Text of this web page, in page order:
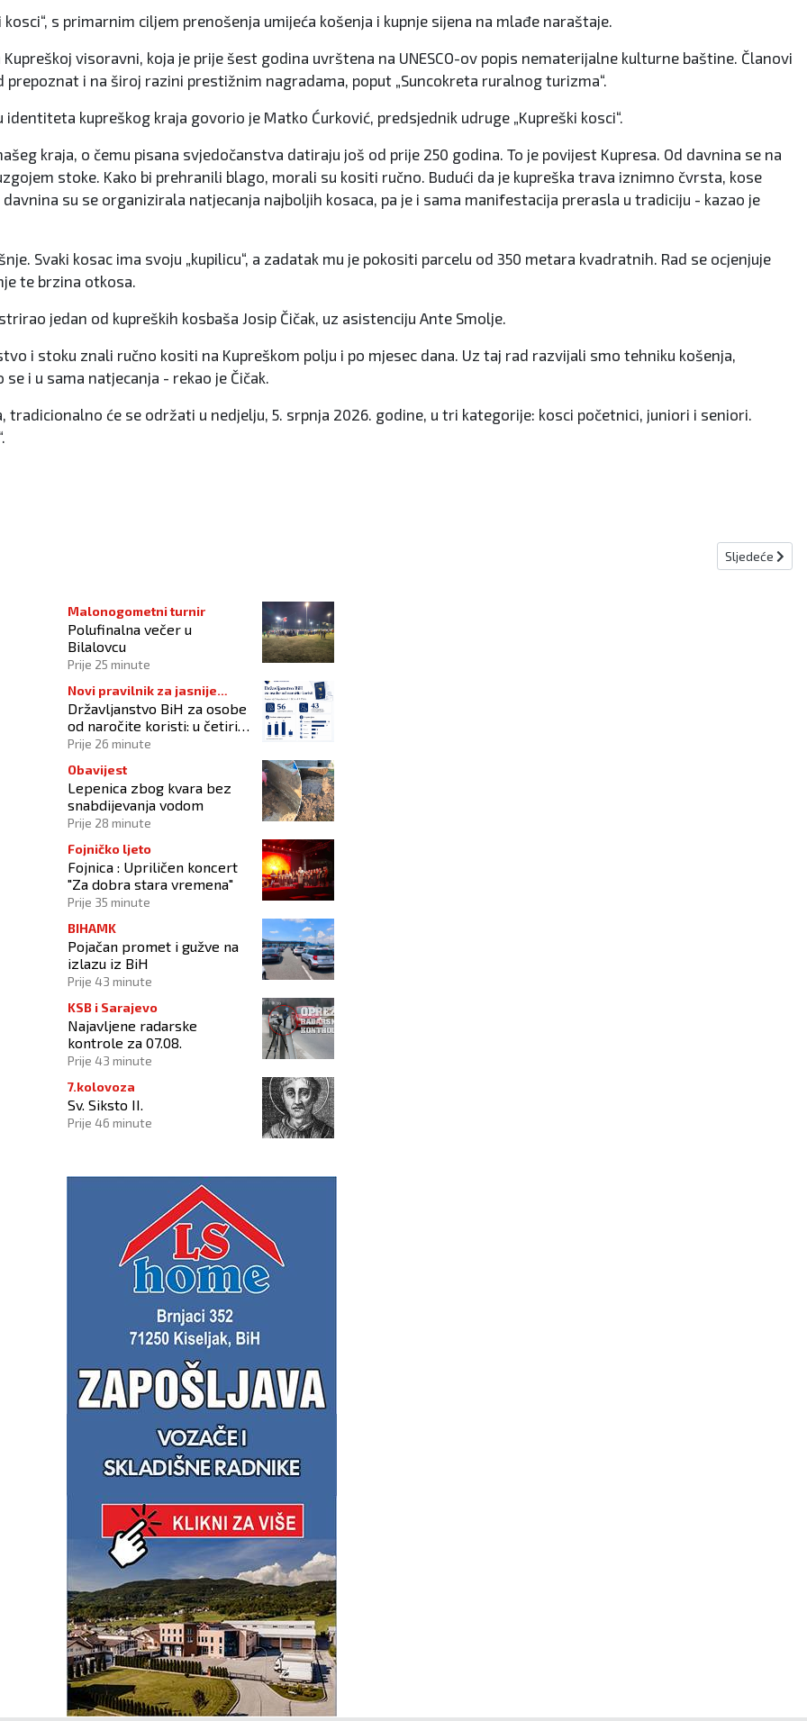
s primarnim ciljem prenošenja umijeća košenja i kupnje sijena na mlađe naraštaje.
visoravni, koja je prije šest godina uvrštena na UNESCO-ov popis nematerijalne kulturne baštine. Članovi
i na široj razini prestižnim nagradama, poput „Suncokreta ruralnog turizma“.
kupreškog kraja govorio je Matko Ćurković, predsjednik udruge „Kupreški kosci“.
kraja, o čemu pisana svjedočanstva datiraju još od prije 250 godina. To je povijest Kupresa. Od davnina se na
stoke. Kako bi prehranili blago, morali su kositi ručno. Budući da je kupreška trava iznimno čvrsta, kose
su se organizirala natjecanja najboljih kosaca, pa je i sama manifestacija prerasla u tradiciju - kazao je
Svaki kosac ima svoju „kupilicu“, a zadatak mu je pokositi parcelu od 350 metara kvadratnih. Rad se ocjenjuje
te brzina otkosa.
jedan od kupreških kosbaša Josip Čičak, uz asistenciju Ante Smolje.
i stoku znali ručno kositi na Kupreškom polju i po mjesec dana. Uz taj rad razvijali smo tehniku košenja,
i u sama natjecanja - rekao je Čičak.
će se održati u nedjelju, 5. srpnja 2026. godine, u tri kategorije: kosci početnici, juniori i seniori.
Sljedeći
Sljedeće
Malonogometni turnir
Polufinalna večer u
Bilalovcu
Prije 25 minute
Novi pravilnik za jasnije
procedure
Državljanstvo BiH za osobe
od naročite koristi: u četiri
godine odobrena 43
Prije 26 minute
Obavijest
Lepenica zbog kvara bez
snabdijevanja vodom
Prije 28 minute
Fojničko ljeto
Fojnica : Upriličen koncert
"Za dobra stara vremena"
Prije 35 minute
BIHAMK
Pojačan promet i gužve na
izlazu iz BiH
Prije 43 minute
KSB i Sarajevo
Najavljene radarske
kontrole za 07.08.
Prije 43 minute
7.kolovoza
Sv. Siksto II.
Prije 46 minute